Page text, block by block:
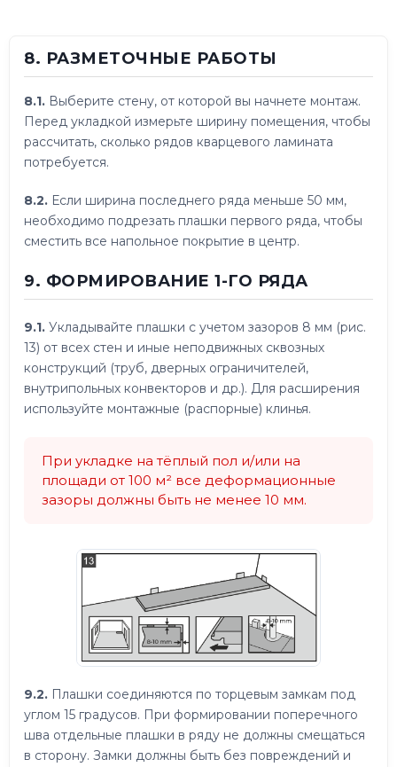
8. РАЗМЕТОЧНЫЕ РАБОТЫ
8.1. Выберите стену, от которой вы начнете монтаж.
Перед укладкой измерьте ширину помещения, чтобы
рассчитать, сколько рядов кварцевого ламината
потребуется.
8.2. Если ширина последнего ряда меньше 50 мм,
необходимо подрезать плашки первого ряда, чтобы
сместить все напольное покрытие в центр.
9. ФОРМИРОВАНИЕ 1-ГО РЯДА
9.1. Укладывайте плашки с учетом зазоров 8 мм (рис.
13) от всех стен и иные неподвижных сквозных
конструкций (труб, дверных ограничителей,
внутрипольных конвекторов и др.). Для расширения
используйте монтажные (распорные) клинья.
При укладке на тёплый пол и/или на
площади от 100 м² все деформационные
зазоры должны быть не менее 10 мм.
9.2. Плашки соединяются по торцевым замкам под
углом 15 градусов. При формировании поперечного
шва отдельные плашки в ряду не должны смещаться
в сторону. Замки должны быть без повреждений и